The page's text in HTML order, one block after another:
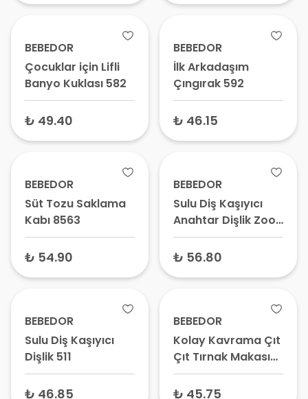
BEBEDOR
Çocuklar için Lifli
Banyo Kuklası 582
₺ 49.40
BEBEDOR
İlk Arkadaşım
Çıngırak 592
₺ 46.15
BEBEDOR
Süt Tozu Saklama
Kabı 8563
₺ 54.90
BEBEDOR
Sulu Diş Kaşıyıcı
Anahtar Dişlik Zoo
Serisi 523
₺ 56.80
BEBEDOR
Sulu Diş Kaşıyıcı
Dişlik 511
₺ 46.85
BEBEDOR
Kolay Kavrama Çıt
Çıt Tırnak Makası
Bebekler için 552
₺ 45.75